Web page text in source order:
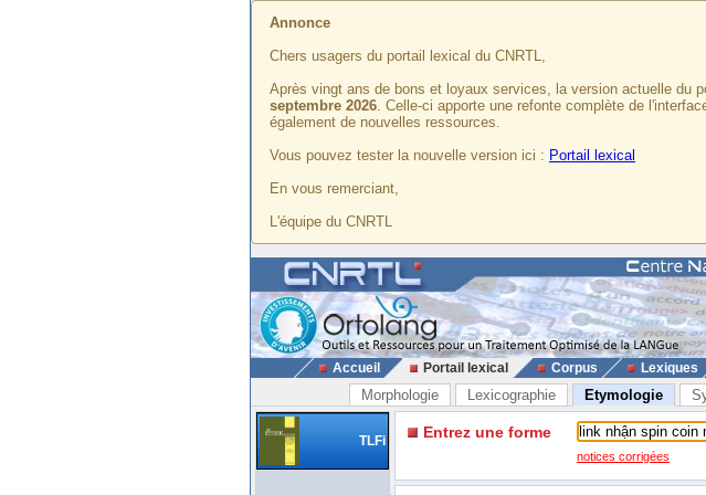
Annonce
Chers usagers du portail lexical du CNRTL,
Après vingt ans de bons et loyaux services, la version actuelle du
septembre 2026. Celle-ci apporte une refonte complète de
également de nouvelles ressources.
Vous pouvez tester la nouvelle version ici : Portail lexical
En vous remerciant,
L'équipe du CNRTL
Accueil Portail lexical Corpus Lexiques
Morphologie Lexicographie Etymologie
TLFi Entrez une forme
notices corrigées